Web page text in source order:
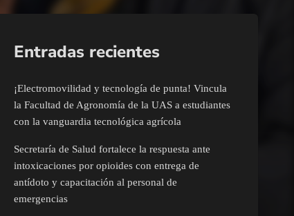
Entradas recientes
¡Electromovilidad y tecnología de punta! Vincula
la Facultad de Agronomía de la UAS a estudiantes
con la vanguardia tecnológica agrícola
Secretaría de Salud fortalece la respuesta ante
intoxicaciones por opioides con entrega de
antídoto y capacitación al personal de
emergencias